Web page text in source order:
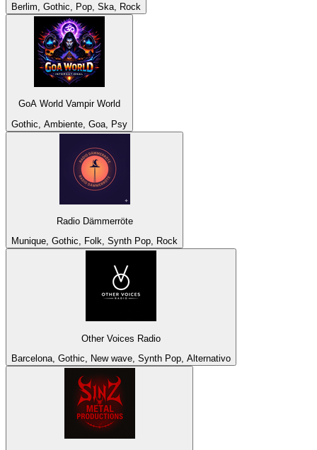
Berlim, Gothic, Pop, Ska, Rock
GoA World Vampir World
Gothic, Ambiente, Goa, Psy
Radio Dämmerröte
Munique, Gothic, Folk, Synth Pop, Rock
Other Voices Radio
Barcelona, Gothic, New wave, Synth Pop, Alternativo